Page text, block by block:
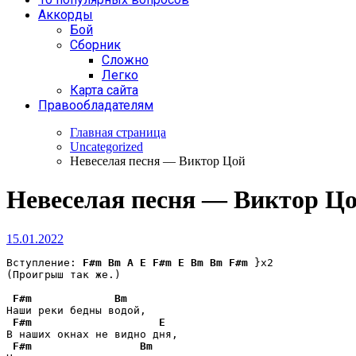
Аккорды
Бой
Сборник
Сложно
Легко
Карта сайта
Правообладателям
Главная страница
Uncategorized
Невеселая песня — Виктор Цой
Невеселая песня — Виктор
15.01.2022
Вступление: F#m Bm A E F#m E Bm Bm F#m }x2
(Проигрыш так же.)
F#m
Bm
Наши реки бедны водой,
F#m
E
В наших окнах не видно дня,
F#m
Bm